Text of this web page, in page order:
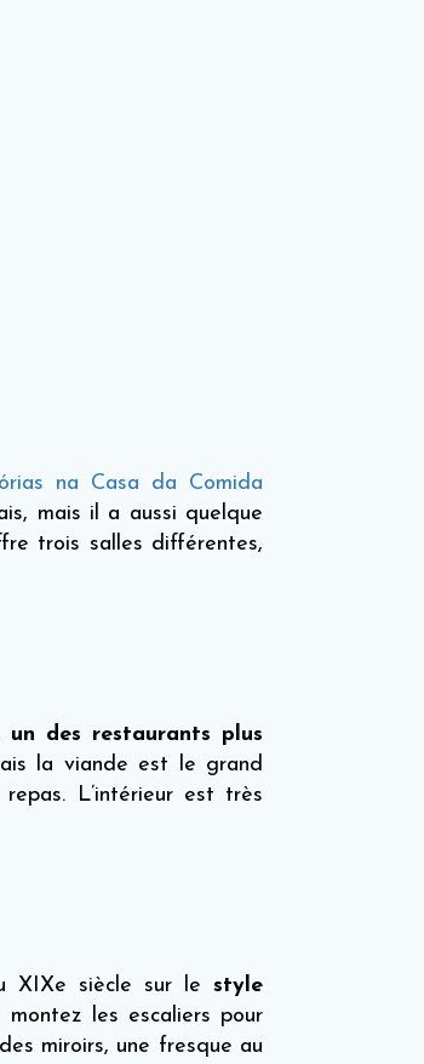
na Casa da Comida
mais il a aussi quelque
trois salles différentes,
un des restaurants plus
la viande est le grand
L’intérieur est très
XIXe siècle sur le style
les escaliers pour
miroirs, une fresque au